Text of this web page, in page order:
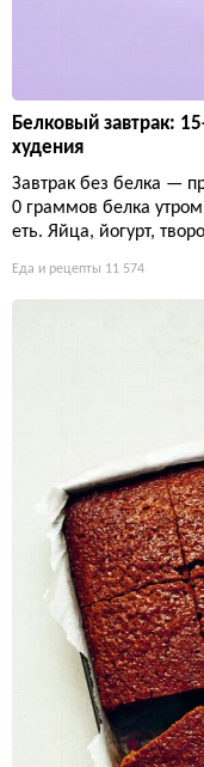
Белковый завтрак:
худения
Завтрак без белка —
0 граммов белка
еть. Яйца, йогурт,
Еда и рецепты 11 574